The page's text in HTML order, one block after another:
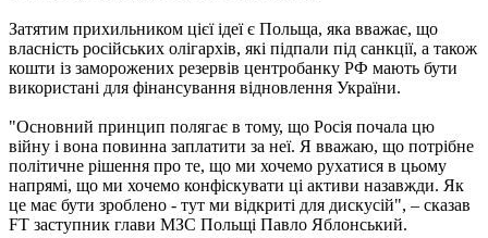
Затятим прихильником цієї ідеї є Польща, яка вважає, що
власність російських олігархів, які підпали під санкції, а також
кошти із заморожених резервів центробанку РФ мають бути
використані для фінансування відновлення України.
"Основний принцип полягає в тому, що Росія почала цю
війну і вона повинна заплатити за неї. Я вважаю, що потрібне
політичне рішення про те, що ми хочемо рухатися в цьому
напрямі, що ми хочемо конфіскувати ці активи назавжди. Як
це має бути зроблено - тут ми відкриті для дискусій", – сказав
FT заступник глави МЗС Польщі Павло Яблонський.